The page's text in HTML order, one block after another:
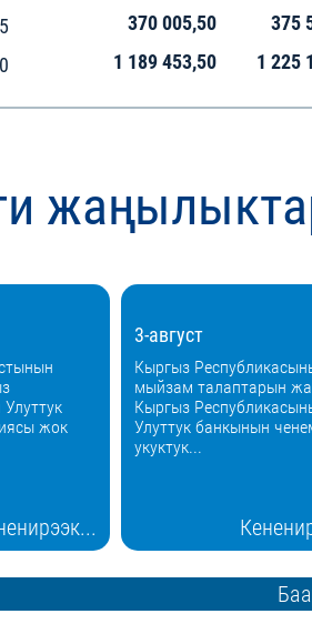
370 005,50
375
1 189 453,50 1 225
жок
3-август
Кыргыз
мыйзам талаптарын
Кыргыз
Улуттук банкынын
укуктук...